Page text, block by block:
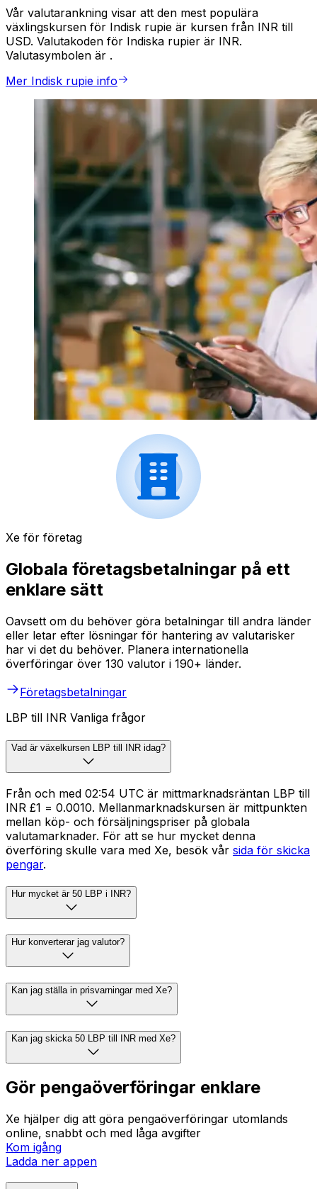
Vår valutarankning visar att den mest populära
växlingskursen för Indisk rupie är kursen från INR till
USD. Valutakoden för Indiska rupier är INR.
Valutasymbolen är ₹.
Mer Indisk rupie info
Xe för företag
Globala företagsbetalningar på ett
enklare sätt
Oavsett om du behöver göra betalningar till andra länder
eller letar efter lösningar för hantering av valutarisker
har vi det du behöver. Planera internationella
överföringar över 130 valutor i 190+ länder.
Företagsbetalningar
LBP till INR Vanliga frågor
Vad är växelkursen LBP till INR idag?
Från och med 02:54 UTC är mittmarknadsräntan LBP till
INR £1 = ₹0.0010. Mellanmarknadskursen är mittpunkten
mellan köp- och försäljningspriser på globala
valutamarknader. För att se hur mycket denna
överföring skulle vara med Xe, besök vår sida för skicka
pengar.
Hur mycket är 50 LBP i INR?
Hur konverterar jag valutor?
Kan jag ställa in prisvarningar med Xe?
Kan jag skicka 50 LBP till INR med Xe?
Gör pengaöverföringar enklare
Xe hjälper dig att göra pengaöverföringar utomlands
online, snabbt och med låga avgifter
Kom igång
Ladda ner appen